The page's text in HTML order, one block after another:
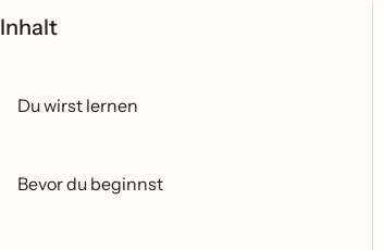
Inhalt
Du wirst lernen
Bevor du beginnst